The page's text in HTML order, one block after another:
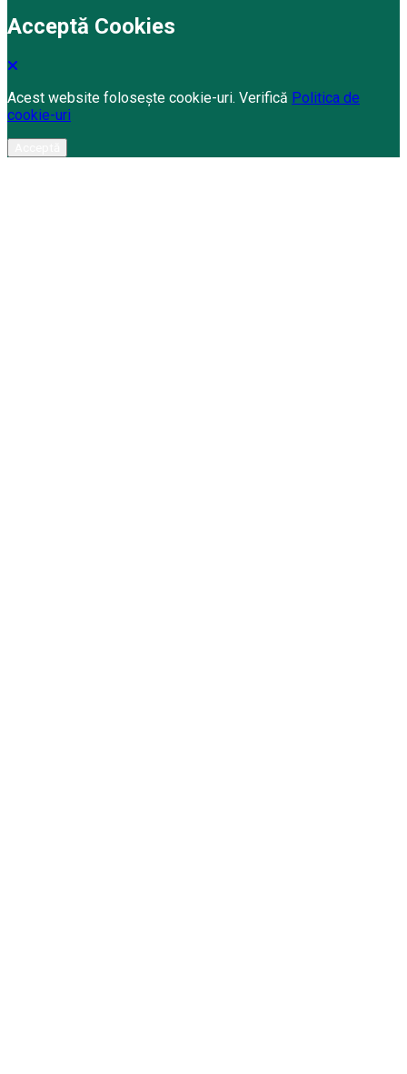
Acceptă Cookies
Acest website folosește cookie-uri. Verifică Politica de
cookie-uri